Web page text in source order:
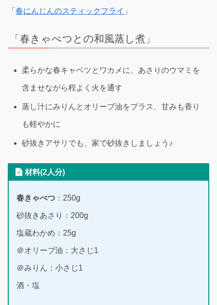
「 春にんじんのスティックフライ 」
「春きゃべつとの和風蒸し煮」
柔らかな春キャベツとワカメに、あさりのウマミを
含ませながら程よく火を通す
蒸し汁にみりんとオリーブ油をプラス、甘みも香り
も軽やかに
砂抜きアサリでも、家で砂抜きしましょう♪
材料(2人分)
春きゃべつ ：250g
砂抜きあさり：200g
塩蔵わかめ：25g
＠オリーブ油：大さじ1
＠みりん：小さじ1
酒・塩